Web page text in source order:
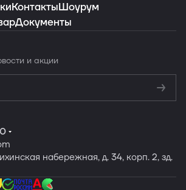
Заказать подборку
КонтактыШоурум
Документы
и акции
Обработку
набережная, д. 34, корп. 2, зд.